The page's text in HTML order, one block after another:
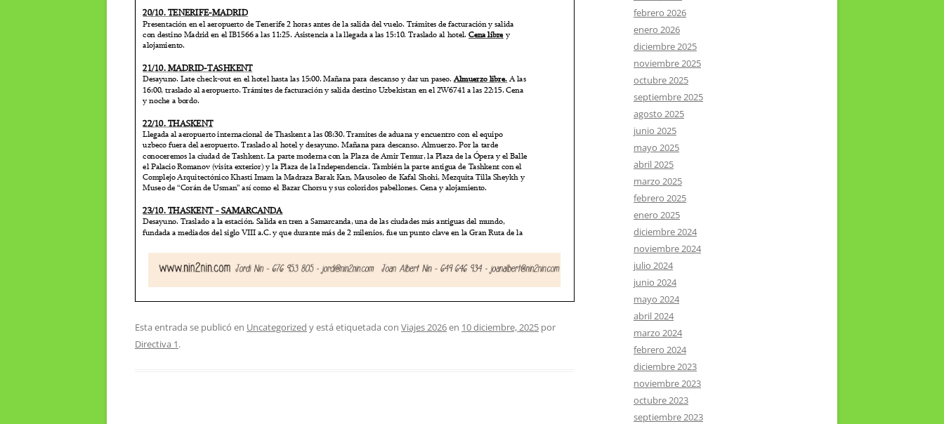
Esta entrada se publicó en Uncategorized y está etiquetada con Viajes 2026en 10 diciembre, 2025 por
Directiva 1.
febrero 2026
enero 2026
diciembre 2025
noviembre 2025
octubre 2025
septiembre 2025
agosto 2025
junio 2025
mayo 2025
abril 2025
marzo 2025
febrero 2025
enero 2025
diciembre 2024
noviembre 2024
julio 2024
junio 2024
mayo 2024
abril 2024
marzo 2024
febrero 2024
diciembre 2023
noviembre 2023
octubre 2023
septiembre 2023